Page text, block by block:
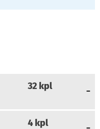
32 kpl
4 kpl